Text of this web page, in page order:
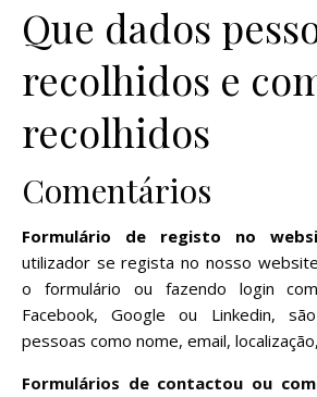
Que dados
recolhidos e
recolhidos
Comentários
Formulário de registo no
utilizador se regista no nosso
o formulário ou fazendo login
Facebook, Google ou Linkedin,
pessoas como nome, email,
Formulários de contactou ou